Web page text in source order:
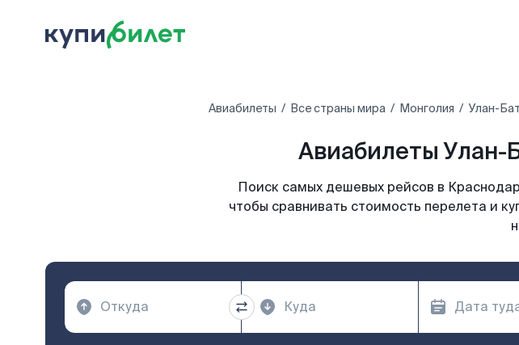
Авиабилеты Все страны мира Монголия Улан-
Авиабилеты Улан-
Поиск самых дешевых рейсов в
чтобы сравнивать стоимость перелета и